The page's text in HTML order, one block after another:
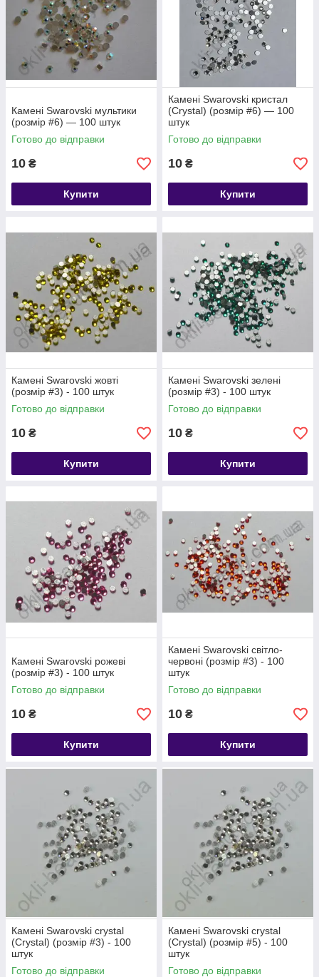
Камені Swarovski мультики
(розмір #6) — 100 штук
Готово до відправки
10 ₴
Купити
Камені Swarovski кристал
(Crystal) (розмір #6) — 100
штук
Готово до відправки
10 ₴
Купити
Камені Swarovski жовті
(розмір #3) - 100 штук
Готово до відправки
10 ₴
Купити
Камені Swarovski зелені
(розмір #3) - 100 штук
Готово до відправки
10 ₴
Купити
Камені Swarovski рожеві
(розмір #3) - 100 штук
Готово до відправки
10 ₴
Купити
Камені Swarovski світло-
червоні (розмір #3) - 100
штук
Готово до відправки
10 ₴
Купити
Камені Swarovski crystal
(Crystal) (розмір #3) - 100
штук
Готово до відправки
Камені Swarovski crystal
(Crystal) (розмір #5) - 100
штук
Готово до відправки